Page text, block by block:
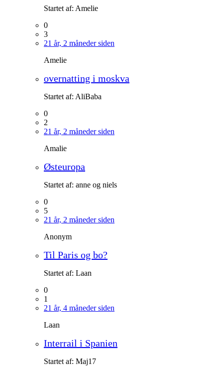
Startet af: Amelie
0
3
21 år, 2 måneder siden
Amelie
overnatting i moskva
Startet af: AliBaba
0
2
21 år, 2 måneder siden
Amalie
Østeuropa
Startet af: anne og niels
0
5
21 år, 2 måneder siden
Anonym
Til Paris og bo?
Startet af: Laan
0
1
21 år, 4 måneder siden
Laan
Interrail i Spanien
Startet af: Maj17